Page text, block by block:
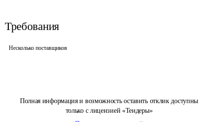
Полная информация и возможность оставить отклик доступны
только с лицензией «Тендеры»
Требования
Несколько поставщиков